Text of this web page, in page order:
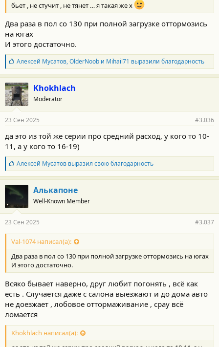
бьет , не стучит , не тянет … я такая же х
Два раза в пол со 130 при полной загрузке оттормозись
на югах
И этого достаточно.
Б
л
а
г
о
д
а
н
с
т
и
:
Алексей Мусатов,OlderNoobи Mihail71 выразили благодарность
Khokhlach
Moderator
23 Сен 2025 #3.036
да это из той же серии про средний расход, у кого то 10-
11, а у кого то 16-19)
Б
л
а
г
о
а
н
о
с
и
Алексей Мусатоввыразил свою благодарность
Алькапоне
Well-Known Member
23 Сен 2025 #3.037
Val-1074 написал(а):
Два раза в пол со 130 при полной загрузке оттормозись на югах
И этого достаточно.
Всяко бывает наверно, друг любит погонять , всё как
есть . Случается даже с салона выезжают и до дома авто
не доезжает , лобовое оттормаживание , срау всё
ломается
Khokhlach написал(а):